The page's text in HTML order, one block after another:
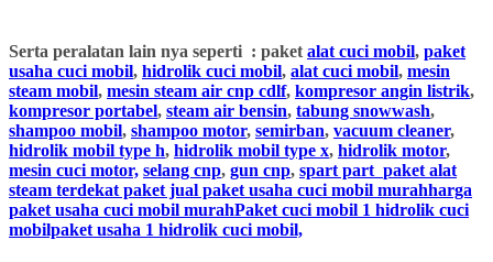
Serta peralatan lain nya seperti : paket alat cuci mobil, paket
usaha cuci mobil, hidrolik cuci mobil, alat cuci mobil, mesin
steam mobil, mesin steam air cnp cdlf, kompresor angin listrik,
kompresor portabel, steam air bensin, tabung snowwash,
shampoo mobil, shampoo motor, semirban, vacuum cleaner,
hidrolik mobil type h, hidrolik mobil type x, hidrolik motor,
mesin cuci motor, selang cnp, gun cnp, spart part paket alat
steam terdekat paket jual paket usaha cuci mobil murahharga
paket usaha cuci mobil murahPaket cuci mobil 1 hidrolik cuci
mobilpaket usaha 1 hidrolik cuci mobil,